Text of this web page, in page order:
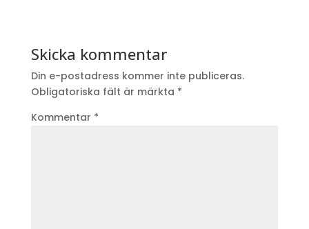
Skicka kommentar
Din e-postadress kommer inte publiceras.
Obligatoriska fält är märkta *
Kommentar *